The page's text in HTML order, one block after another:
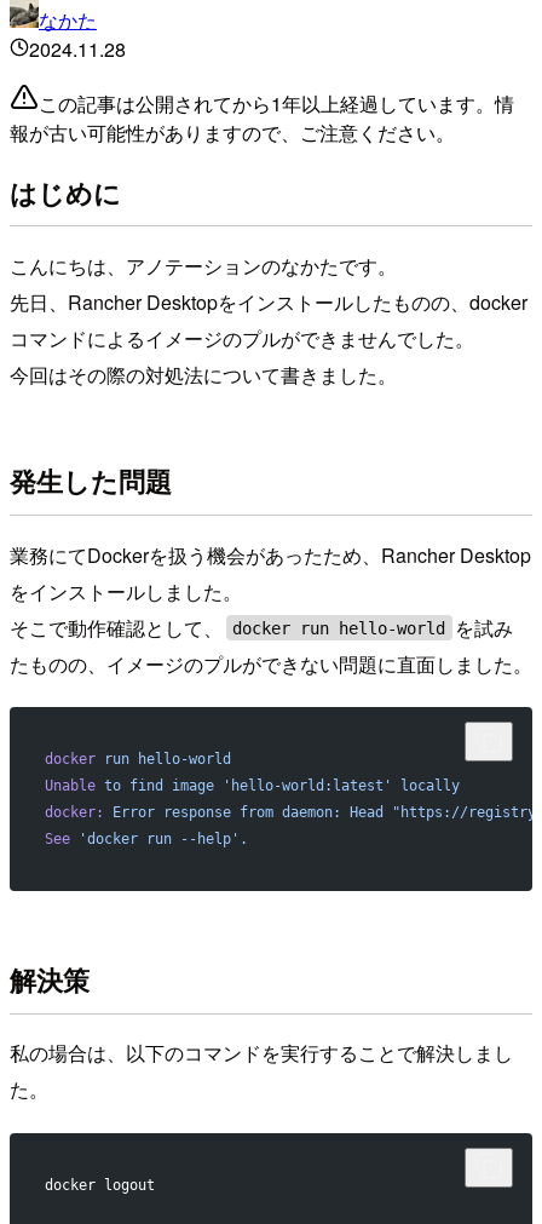
なかた
2024.11.28
この記事は公開されてから1年以上経過しています。情
報が古い可能性がありますので、ご注意ください。
はじめに
こんにちは、アノテーションのなかたです。
先日、Rancher Desktopをインストールしたものの、docker
コマンドによるイメージのプルができませんでした。
今回はその際の対処法について書きました。
発生した問題
業務にてDockerを扱う機会があったため、Rancher Desktop
をインストールしました。
そこで動作確認として、
docker run hello-world
を試み
たものの、イメージのプルができない問題に直面しました。
docker run hello-world
Unable to find image 'hello-world:latest'
locally
docker:
Error response from daemon: Head
"https://registry-
See 'docker run --help'.
解決策
私の場合は、以下のコマンドを実行することで解決しまし
た。
docker logout